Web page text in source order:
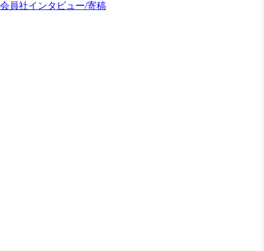
会員社インタビュー/寄稿